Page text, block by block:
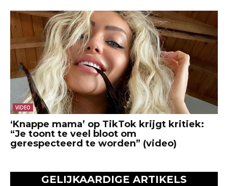
VIDEO
‘Knappe mama’ op TikTok krijgt kritiek:
“Je toont te veel bloot om
gerespecteerd te worden” (video)
GELIJKAARDIGE ARTIKELS